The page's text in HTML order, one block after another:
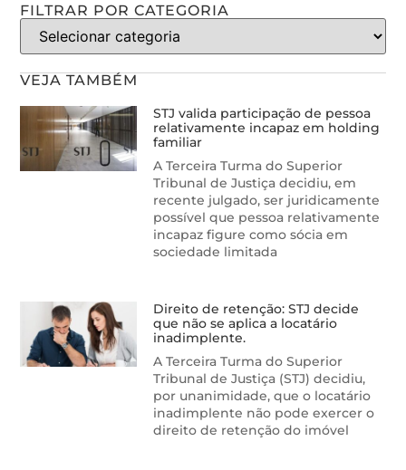
FILTRAR POR CATEGORIA
VEJA TAMBÉM
STJ valida participação de pessoa
relativamente incapaz em holding
familiar
A Terceira Turma do Superior
Tribunal de Justiça decidiu, em
recente julgado, ser juridicamente
possível que pessoa relativamente
incapaz figure como sócia em
sociedade limitada
Direito de retenção: STJ decide
que não se aplica a locatário
inadimplente.
A Terceira Turma do Superior
Tribunal de Justiça (STJ) decidiu,
por unanimidade, que o locatário
inadimplente não pode exercer o
direito de retenção do imóvel